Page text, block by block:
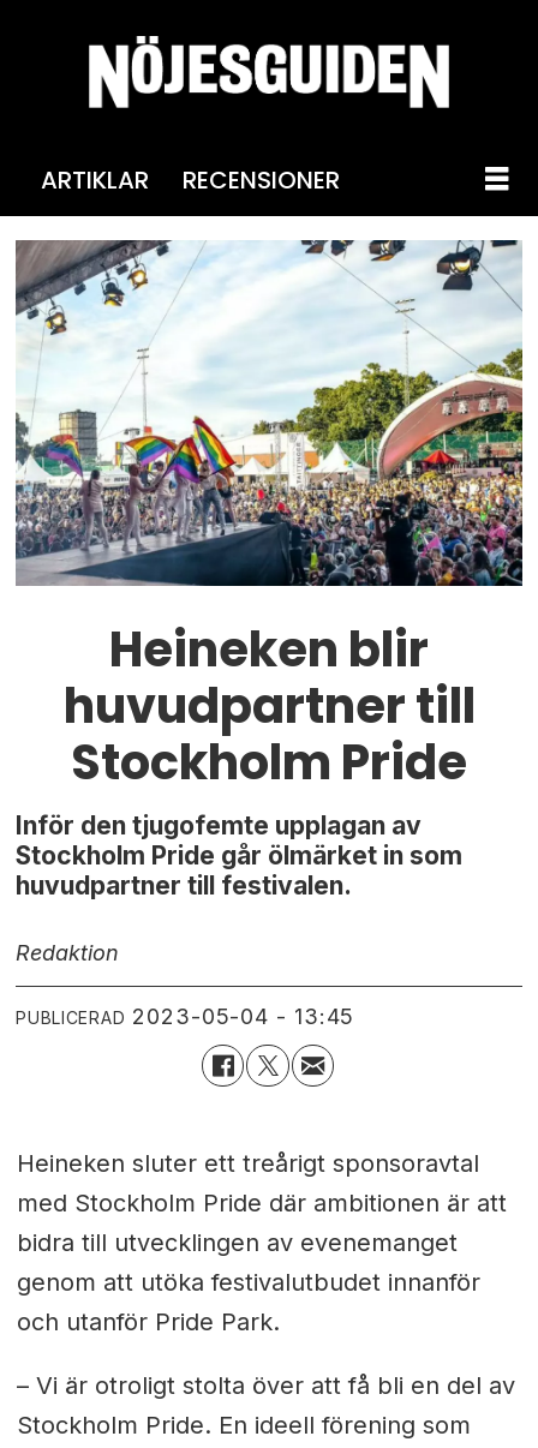
ARTIKLAR RECENSIONER
Heineken blir
huvudpartner till
Stockholm Pride
Inför den tjugofemte upplagan av
Stockholm Pride går ölmärket in som
huvudpartner till festivalen.
Redaktion
PUBLICERAD 2023-05-04 - 13:45
Heineken sluter ett treårigt sponsoravtal
med Stockholm Pride där ambitionen är att
bidra till utvecklingen av evenemanget
genom att utöka festivalutbudet innanför
och utanför Pride Park.
– Vi är otroligt stolta över att få bli en del av
Stockholm Pride. En ideell förening som